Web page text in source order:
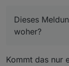
dem
Dieses
woher?
Kommt das nur